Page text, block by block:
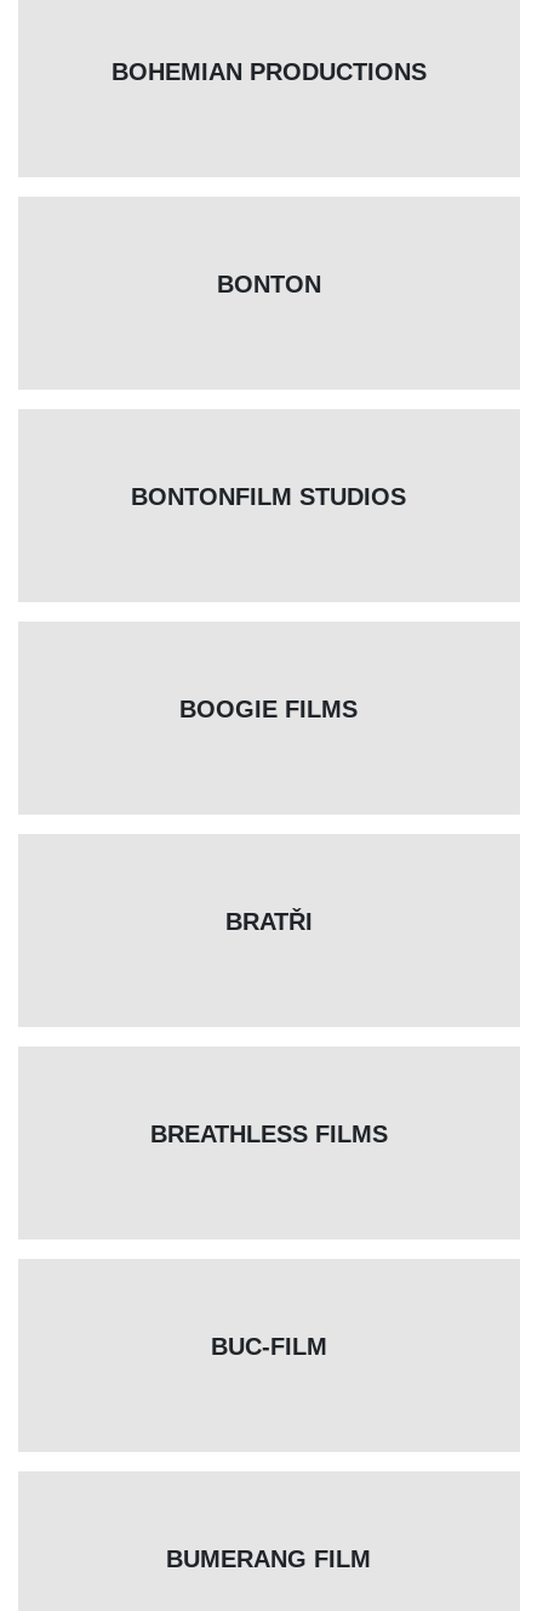
BOHEMIAN PRODUCTIONS
BONTON
BONTONFILM STUDIOS
BOOGIE FILMS
BRATŘI
BREATHLESS FILMS
BUC-FILM
BUMERANG FILM